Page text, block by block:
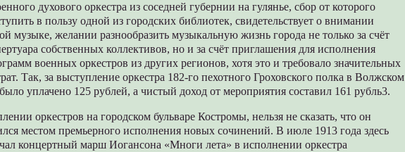
духового оркестра из соседней губернии на гулянье, сбор от которого
в пользу одной из городских библиотек, свидетельствует о внимании
музыке, желании разнообразить музыкальную жизнь города не только за счёт
собственных коллективов, но и за счёт приглашения для исполнения
военных оркестров из других регионов, хотя это и требовало значительных
Так, за выступление оркестра 182-го пехотного Гроховского полка в Волжском
было уплачено 125 рублей, а чистый доход от мероприятия составил 161 рубль3.
оркестров на городском бульваре Костромы, нельзя не сказать, что он
местом премьерного исполнения новых сочинений. В июле 1913 года здесь
концертный марш Иогансона «Многи лета» в исполнении оркестра